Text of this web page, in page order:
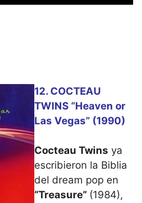
12. COCTEAU
TWINS “Heaven or
Las Vegas” (1990)
Cocteau Twins ya
escribieron la Biblia
del dream pop en
“Treasure” (1984),